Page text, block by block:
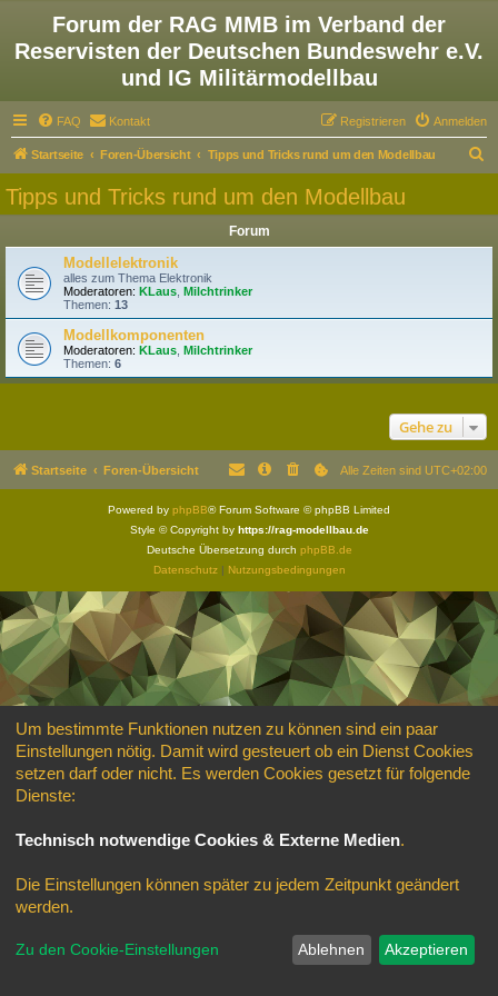
Forum der RAG MMB im Verband der
Reservisten der Deutschen Bundeswehr e.V.
und IG Militärmodellbau
FAQ Kontakt Anmelden
Registrieren
Startseite Foren-Übersicht Tipps und Tricks rund um den Modellbau
Tipps und Tricks rund um den Modellbau
Forum
Modellelektronik
alles zum Thema Elektronik
Moderatoren: KLaus Milchtrinker
Themen: 13
Modellkomponenten
Moderatoren: KLaus Milchtrinker
Themen: 6
Gehe zu
Startseite Foren-Übersicht Alle Zeiten sind UTC+02:00
Powered by phpBB® Forum Software © phpBB Limited
Style © Copyright by https://rag-modellbau.de
Deutsche Übersetzung durch phpBB.de
Datenschutz| Nutzungsbedingungen
Um bestimmte Funktionen nutzen zu können sind ein paar
Einstellungen nötig. Damit wird gesteuert ob ein Dienst Cookies
setzen darf oder nicht. Es werden Cookies gesetzt für folgende
Dienste:
Technisch notwendige Cookies & Externe Medien.
Die Einstellungen können später zu jedem Zeitpunkt geändert
werden.
Zu den Cookie-Einstellungen Ablehnen Akzeptieren